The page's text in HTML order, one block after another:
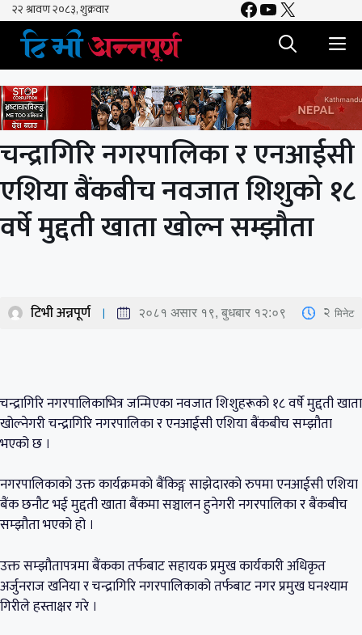
Skip
content
Facebook
YouTube
X
चन्द्रागिरि नगरपालिका र एनआईसी
एशिया बैंकबीच नवजात शिशुको १८
वर्षे मुद्दती खाता खोल्न सम्झौता
टिभी अन्नपूर्ण २०८१ असार १९, बुधबार १२:०९ 2 मिनेट
चन्द्रागिरि नगरपालिकाभित्र जन्मिएका नवजात शिशुहरूको १८ वर्षे मुद्दती खाता
खोल्नेगरी चन्द्रागिरि नगरपालिका र एनआईसी एशिया बैंकबीच सम्झौता
भएको छ ।
नगरपालिकाको उक्त कार्यक्रमको बैंकिङ्ग साझेदारको रुपमा एनआईसी एशिया
बैंक छनौट भई मुद्दती खाता बैंकमा सञ्चालन हुनेगरी नगरपालिका र बैंकबीच
सम्झौता भएको हो ।
उक्त सम्झौतापत्रमा बैंकका तर्फबाट सहायक प्रमुख कार्यकारी अधिकृत
अर्जुनराज खनिया र चन्द्रागिरि नगरपालिकाको तर्फबाट नगर प्रमुख घनश्याम
गिरीले हस्ताक्षर गरे ।